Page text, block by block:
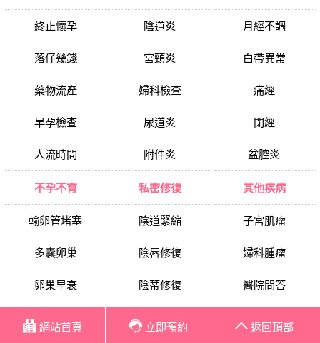
終止懷孕
落仔幾錢
藥物流產
早孕檢查
人流時間
陰道炎
宮頸炎
婦科檢查
尿道炎
附件炎
月經不調
白帶異常
痛經
閉經
盆腔炎
不孕不育
輸卵管堵塞
多囊卵巢
卵巢早衰
子宮內膜異位
私密修復
陰道緊縮
陰唇修復
陰蒂修復
處女膜修復
其他疾病
子宮肌瘤
婦科腫瘤
醫院問答
網站首頁 立即預約 返回頂部